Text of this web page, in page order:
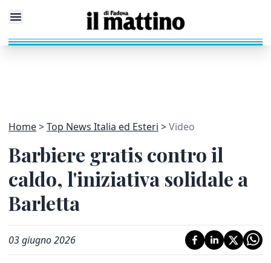
Home Top News Italia ed Esteri Video
Barbiere gratis contro il
caldo, l'iniziativa solidale a
Barletta
03 giugno 2026